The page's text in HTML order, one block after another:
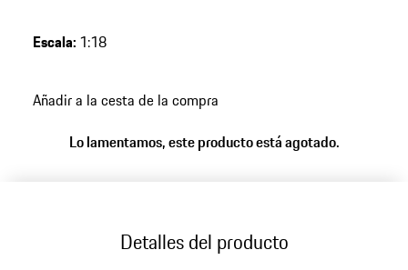
Escala: 1:18
Añadir a la cesta de la compra
Lo lamentamos, este producto está agotado.
Detalles del producto